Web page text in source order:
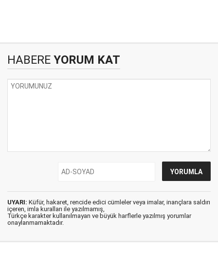
HABERE YORUM KAT
UYARI: Küfür, hakaret, rencide edici cümleler veya imalar, inançlara saldırı
içeren, imla kuralları ile yazılmamış,
Türkçe karakter kullanılmayan ve büyük harflerle yazılmış yorumlar
onaylanmamaktadır.